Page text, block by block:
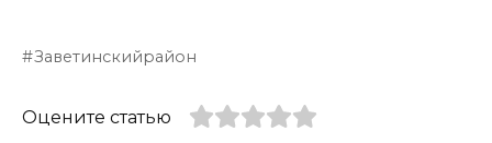
Заветинскийрайон
Оцените статью